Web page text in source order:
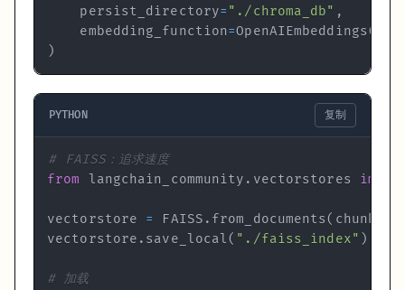
    persist_directory
= "./chroma_db" ,
    embedding_function
=OpenAIEmbeddings(
)
PYTHON 复制
# FAISS：追求速度
from langchain_community . vectorstores
vectorstore = FAISS . from_documents( chunks
vectorstore . save_local( "./faiss_index" )
# 加载